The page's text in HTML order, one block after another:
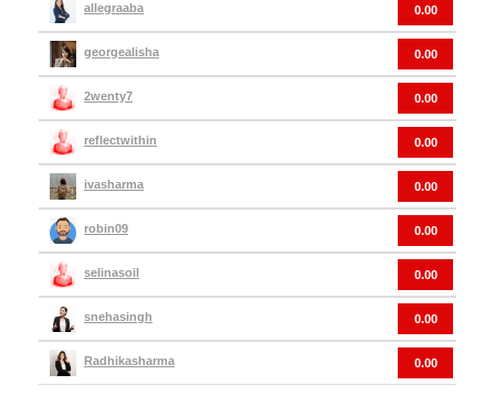
allegraaba 0.00
georgealisha 0.00
2wenty7 0.00
reflectwithin 0.00
ivasharma 0.00
robin09 0.00
selinasoil 0.00
snehasingh 0.00
Radhikasharma 0.00